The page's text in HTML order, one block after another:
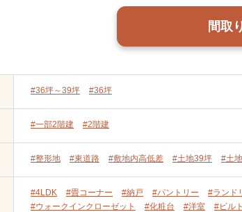
間取
#36坪～39坪 #36坪
#一部2階建 #2階建
#整形地 #東道路 #敷地内高低差 #土地39坪 #土
#4LDK #畳コーナー #納戸 #パントリー #ランド
#ウォークインクローゼット
#化粧台 #洋室 #ビル